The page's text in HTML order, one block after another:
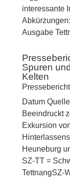
interessante
Ausgabe
Spuren
Kelten
Datum
Beeindruckt
Exkursion
Heuneburg
SZ-TT =
TettnangSZ-